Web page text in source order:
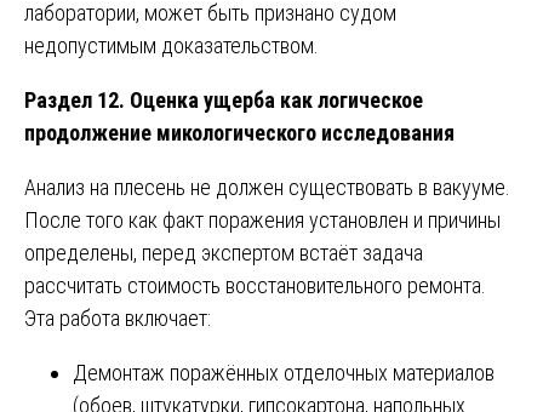
лаборатории, может быть признано судом
недопустимым доказательством.
Раздел 12. Оценка ущерба как логическое
продолжение микологического исследования
Анализ на плесень не должен существовать в вакууме.
После того как факт поражения установлен и причины
определены, перед экспертом встаёт задача
рассчитать стоимость восстановительного ремонта.
Эта работа включает:
Демонтаж поражённых отделочных материалов
(обоев, штукатурки, гипсокартона, напольных